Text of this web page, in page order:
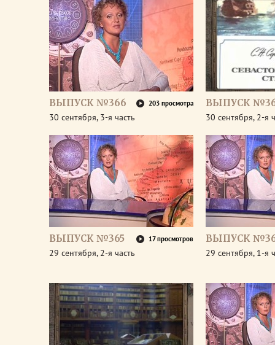
ВЫПУСК №366 203 просмотра
30 сентября, 3-я часть
ВЫПУСК
30 сентября, 2-я
ВЫПУСК №365 17 просмотров
29 сентября, 2-я часть
ВЫПУСК
29 сентября, 1-я